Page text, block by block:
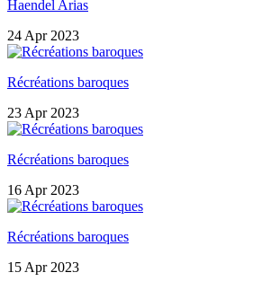
Haendel Arias
24 Apr 2023
Récréations baroques
23 Apr 2023
Récréations baroques
16 Apr 2023
Récréations baroques
15 Apr 2023